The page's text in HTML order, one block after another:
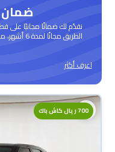
ضمان
نقدّم لك ضمانًا مجانيًا على
اعرف أكثر
700 ريال كاش باك
محجوزة